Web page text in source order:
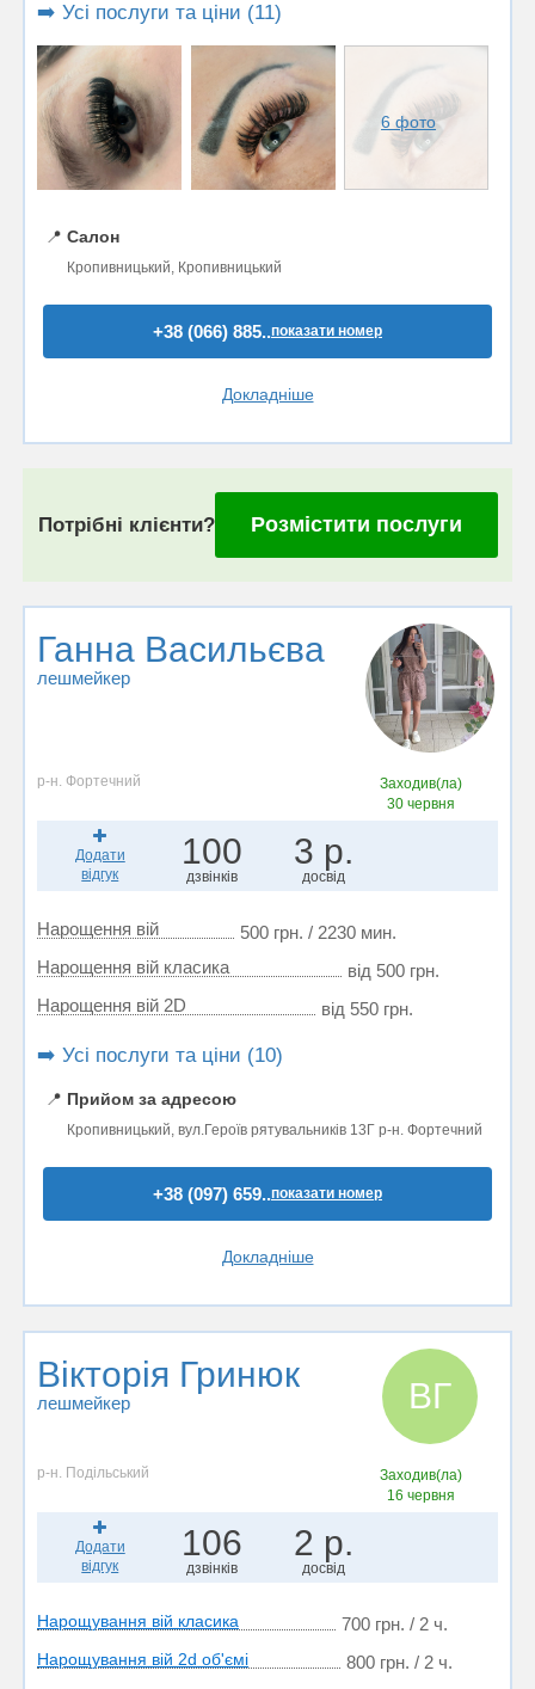
➡️ Усі послуги та ціни (11)
6 фото
📍 Салон
Кропивницький, Кропивницький
+38 (066) 885..показати номер
Докладніше
Потрібні клієнти? Розмістити послуги
Ганна Васильєва
лешмейкер
р-н. Фортечний
Заходив(ла)
30 червня
Додати
відгук
100
дзвінків
3 р.
досвід
Нарощення вій
500 грн. / 2230 мин.
Нарощення вій класика
від 500 грн.
Нарощення вій 2D
від 550 грн.
➡️ Усі послуги та ціни (10)
📍 Прийом за адресою
Кропивницький, вул.Героїв рятувальників 13Г р-н. Фортечний
+38 (097) 659..показати номер
Докладніше
Вікторія Гринюк
лешмейкер ВГ
р-н. Подільський
Заходив(ла)
16 червня
Додати
відгук
106
дзвінків
2 р.
досвід
Нарощування вій класика 700 грн. / 2 ч.
Нарощування вій 2d об'ємі 800 грн. / 2 ч.